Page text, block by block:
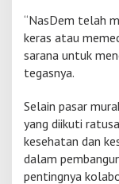
a
l
“NasDem telah
keras atau
sarana untuk
tegasnya.
Selain pasar
yang diikuti
kesehatan dan
dalam
pentingnya